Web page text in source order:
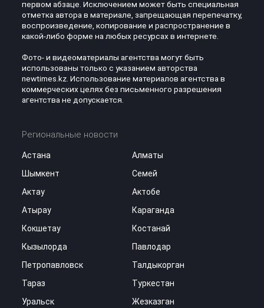
первом абзаце. Исключением может быть специальная
отметка автора в материале, запрещающая перепечатку,
воспроизведение, копирование и распространение в
какой-либо форме на любых ресурсах в интернете.
Фото- и видеоматериалы агентства могут быть
использованы только с указанием авторства
newtimes.kz. Использование материалов агентства в
коммерческих целях без письменного разрешения
агентства не допускается.
Региональные новости
Астана
Алматы
Шымкент
Семей
Актау
Актобе
Атырау
Караганда
Кокшетау
Костанай
Кызылорда
Павлодар
Петропавловск
Талдыкорган
Тараз
Туркестан
Уральск
Жезказган